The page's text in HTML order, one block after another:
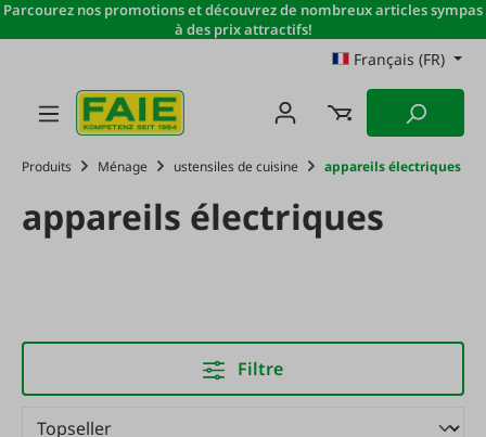
Passer au contenu principal
Parcourez nos promotions et découvrez de nombreux articles sympas
à des prix attractifs!
Français (FR)
Produits Ménage ustensiles de cuisine appareils électriques
appareils électriques
Filtre